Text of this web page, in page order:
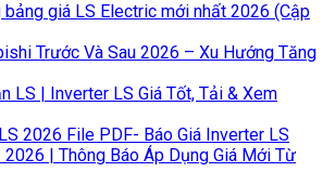
bảng giá LS Electric mới nhất 2026 (Cập
Trước Và Sau 2026 – Xu Hướng Tăng
2026 File PDF- Báo Giá Inverter LS